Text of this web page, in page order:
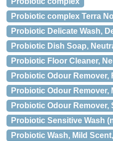
Probiotic complex Terra
Probiotic Delicate Wash,
Probiotic Dish Soap,
Probiotic Floor Cleaner,
Probiotic Odour Remover,
Probiotic Odour Remover,
Probiotic Odour Remover,
Probiotic Sensitive Wash
Probiotic Wash, Mild